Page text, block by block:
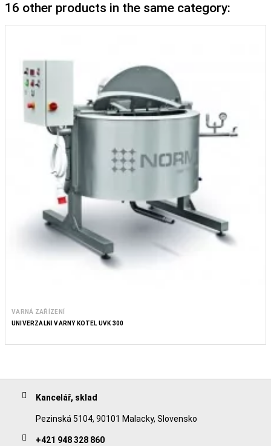
16 other products in the same category:
VARNÁ ZAŘÍZENÍ
UNIVERZÁLNÍ VARNÝ KOTEL UVK 300
Kancelář, sklad
Pezinská 5104, 90101 Malacky, Slovensko
+421 948 328 860